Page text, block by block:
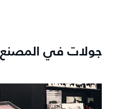
جولات في المصنع